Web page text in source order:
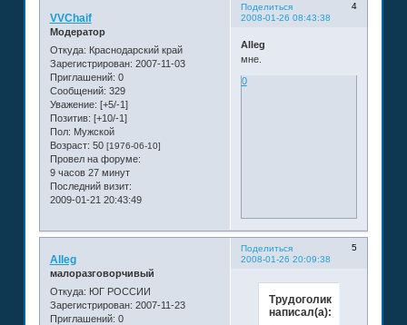
Поделиться
4
2008-01-26 08:43:38
VVChaif
Модератор
Откуда: Краснодарский край
Зарегистрирован: 2007-11-03
Приглашений: 0
Сообщений: 329
Уважение: [+5/-1]
Позитив: [+10/-1]
Пол: Мужской
Возраст: 50 [1976-06-10]
Провел на форуме:
9 часов 27 минут
Последний визит:
2009-01-21 20:43:49
Alleg
мне.
0
Поделиться
5
2008-01-26 20:09:38
Alleg
малоразговорчивый
Откуда: ЮГ РОССИИ
Зарегистрирован: 2007-11-23
Приглашений: 0
Трудоголик
написал(а):